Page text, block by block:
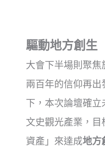
驅動地方創生
大會下半場則聚
兩百年的信仰再
下，本次論壇確
文史觀光產業，
資產」來達成地方